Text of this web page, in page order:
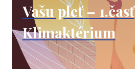
Vašu pleť – 1.časť
Klimaktérium